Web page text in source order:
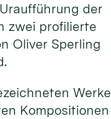
der
zwei profilierte
Oliver Sperling
Werke
Kompositionen